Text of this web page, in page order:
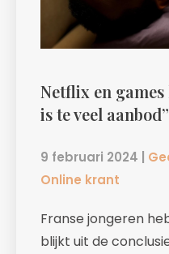
Netflix en
is te veel aanbod”
9 februari 2024
Online krant
Franse jongeren
blijkt uit de